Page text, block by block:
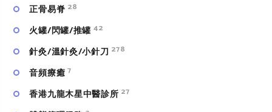
正骨易脊 28
火罐/閃罐/推罐 42
針灸/溫針灸/小針刀 278
⾳頻療癒 7
香港九龍木星中醫診所 27